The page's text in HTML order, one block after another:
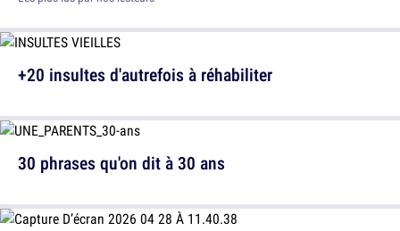
+20 insultes d'autrefois à réhabiliter
30 phrases qu'on dit à 30 ans